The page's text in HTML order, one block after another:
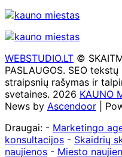
WEBSTUDIO.LT ©
PASLAUGOS. SEO
straipsnių rašymas ir
svetaines. 2026 KAUNO
News by Ascendoor |
Draugai: - Marketingo
konsultacijos - Skaidrių
naujienos - Miesto